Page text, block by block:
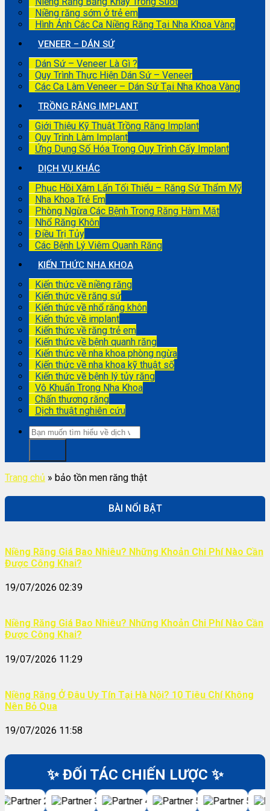
Niềng răng sớm ở trẻ em
Hình Ảnh Các Ca Niềng Răng Tại Nha Khoa Vàng
VENEER – DÁN SỨ
Dán Sứ – Veneer Là Gì ?
Quy Trình Thực Hiện Dán Sứ – Veneer
Các Ca Làm Veneer – Dán Sứ Tại Nha Khoa Vàng
TRỒNG RĂNG IMPLANT
Giới Thiệu Kỹ Thuật Trồng Răng Implant
Quy Trình Làm Implant
Ứng Dụng Số Hóa Trong Quy Trình Cấy Implant
DỊCH VỤ KHÁC
Phục Hồi Xâm Lấn Tối Thiểu – Răng Sứ Thẩm Mỹ
Nha Khoa Trẻ Em
Phòng Ngừa Các Bệnh Trong Răng Hàm Mặt
Nhổ Răng Khôn
Điều Trị Tủy
Các Bệnh Lý Viêm Quanh Răng
KIẾN THỨC NHA KHOA
Kiến thức về niềng răng
Kiến thức về răng sứ
Kiến thức về nhổ răng khôn
Kiến thức về implant
Kiến thức về răng trẻ em
Kiến thức về bệnh quanh răng
Kiến thức về nha khoa phòng ngừa
Kiến thức về nha khoa kỹ thuật số
Kiến thức về bệnh lý tủy răng
Vô Khuẩn Trong Nha Khoa
Chấn thương răng
Dịch thuật nghiên cứu
Trang chủ » bảo tồn men răng thật
BÀI NỔI BẬT
Niềng Răng Giá Bao Nhiêu? Những Khoản Chi Phí Nào Cần
Được Công Khai?
19/07/2026 02:39
Niềng Răng Giá Bao Nhiêu? Những Khoản Chi Phí Nào Cần
Được Công Khai?
19/07/2026 11:29
Niềng Răng Ở Đâu Uy Tín Tại Hà Nội? 10 Tiêu Chí Không
Nên Bỏ Qua
19/07/2026 11:58
✨ ĐỐI TÁC CHIẾN LƯỢC ✨